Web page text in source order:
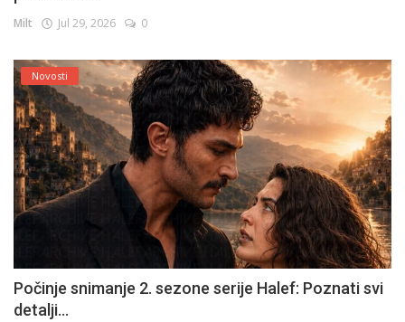
Milt Jul 29, 2026 0
Novosti
Počinje snimanje 2. sezone serije Halef: Poznati svi
detalji...